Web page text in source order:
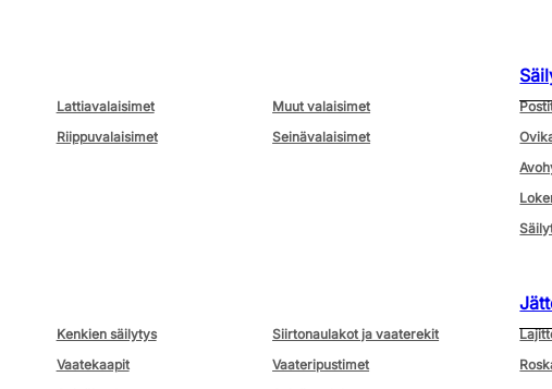
Lattiavalaisimet
Muut valaisimet
Riippuvalaisimet
Seinävalaisimet
Kenkien säilytys
Siirtonaulakot ja vaaterekit
Vaatekaapit
Vaateripustimet